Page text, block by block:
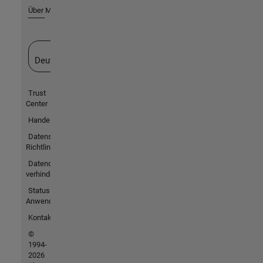
Über MathWorks
Deutschland
Trust
Center
Handelsmarken
Datenschutz-
Richtlinien
Datendiebstahl
verhindern
Status von
Anwendungen
Kontakt
©
1994-
2026